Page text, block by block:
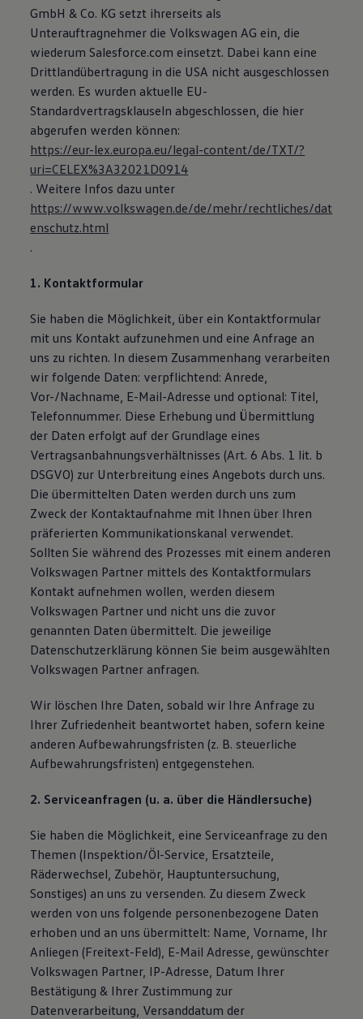
GmbH & Co. KG setzt ihrerseits als
Unterauftragnehmer die Volkswagen AG ein, die
wiederum Salesforce.com einsetzt. Dabei kann eine
Drittlandübertragung in die USA nicht ausgeschlossen
werden. Es wurden aktuelle EU-
Standardvertragsklauseln abgeschlossen, die hier
abgerufen werden können:
https://eur-lex.europa.eu/legal-content/de/TXT/?
uri=CELEX%3A32021D0914
. Weitere Infos dazu unter
https://www.volkswagen.de/de/mehr/rechtliches/dat
enschutz.html
.
1. Kontaktformular
Sie haben die Möglichkeit, über ein Kontaktformular
mit uns Kontakt aufzunehmen und eine Anfrage an
uns zu richten. In diesem Zusammenhang verarbeiten
wir folgende Daten: verpflichtend: Anrede,
Vor-/Nachname, E-Mail-Adresse und optional: Titel,
Telefonnummer. Diese Erhebung und Übermittlung
der Daten erfolgt auf der Grundlage eines
Vertragsanbahnungsverhältnisses (Art. 6 Abs. 1 lit. b
DSGVO) zur Unterbreitung eines Angebots durch uns.
Die übermittelten Daten werden durch uns zum
Zweck der Kontaktaufnahme mit Ihnen über Ihren
präferierten Kommunikationskanal verwendet.
Sollten Sie während des Prozesses mit einem anderen
Volkswagen Partner mittels des Kontaktformulars
Kontakt aufnehmen wollen, werden diesem
Volkswagen Partner und nicht uns die zuvor
genannten Daten übermittelt. Die jeweilige
Datenschutzerklärung können Sie beim ausgewählten
Volkswagen Partner anfragen.
Wir löschen Ihre Daten, sobald wir Ihre Anfrage zu
Ihrer Zufriedenheit beantwortet haben, sofern keine
anderen Aufbewahrungsfristen (z. B. steuerliche
Aufbewahrungsfristen) entgegenstehen.
2. Serviceanfragen (u. a. über die Händlersuche)
Sie haben die Möglichkeit, eine Serviceanfrage zu den
Themen (Inspektion/Öl-Service, Ersatzteile,
Räderwechsel, Zubehör, Hauptuntersuchung,
Sonstiges) an uns zu versenden. Zu diesem Zweck
werden von uns folgende personenbezogene Daten
erhoben und an uns übermittelt: Name, Vorname, Ihr
Anliegen (Freitext-Feld), E-Mail Adresse, gewünschter
Volkswagen Partner, IP-Adresse, Datum Ihrer
Bestätigung & Ihrer Zustimmung zur
Datenverarbeitung, Versanddatum der